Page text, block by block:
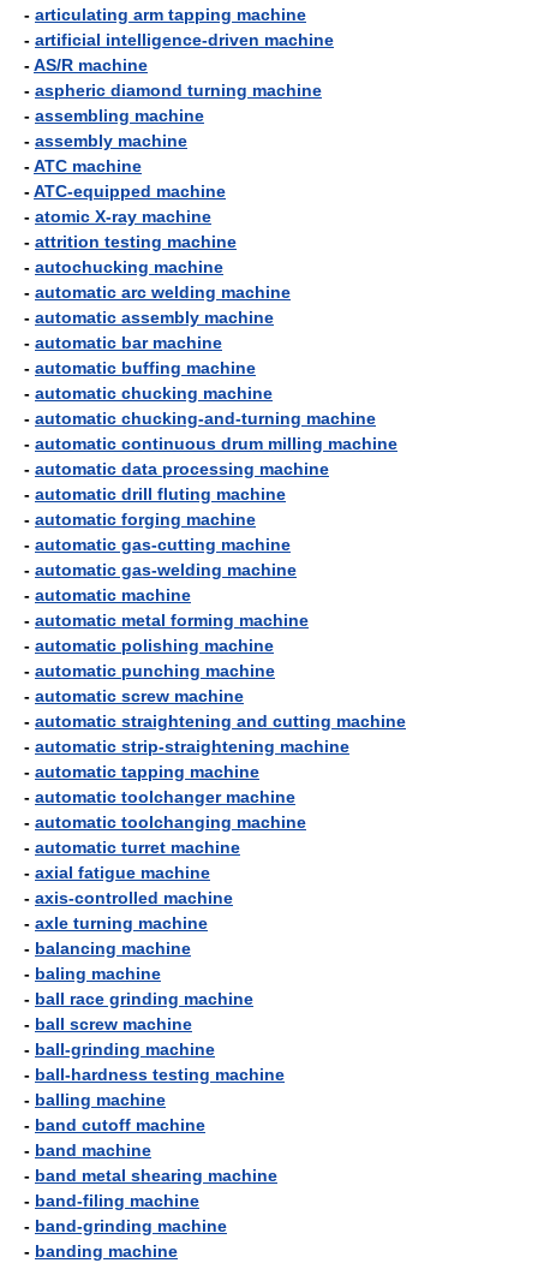
- articulating arm tapping machine
- artificial intelligence-driven machine
-AS/R machine
- aspheric diamond turning machine
- assembling machine
- assembly machine
-ATC machine
-ATC-equipped machine
- atomic X-ray machine
- attrition testing machine
- autochucking machine
- automatic arc welding machine
- automatic assembly machine
- automatic bar machine
- automatic buffing machine
- automatic chucking machine
- automatic chucking-and-turning machine
- automatic continuous drum milling machine
- automatic data processing machine
- automatic drill fluting machine
- automatic forging machine
- automatic gas-cutting machine
- automatic gas-welding machine
- automatic machine
- automatic metal forming machine
- automatic polishing machine
- automatic punching machine
- automatic screw machine
- automatic straightening and cutting machine
- automatic strip-straightening machine
- automatic tapping machine
- automatic toolchanger machine
- automatic toolchanging machine
- automatic turret machine
- axial fatigue machine
- axis-controlled machine
- axle turning machine
- balancing machine
- baling machine
- ball race grinding machine
- ball screw machine
- ball-grinding machine
- ball-hardness testing machine
- balling machine
- band cutoff machine
- band machine
- band metal shearing machine
- band-filing machine
- band-grinding machine
- banding machine